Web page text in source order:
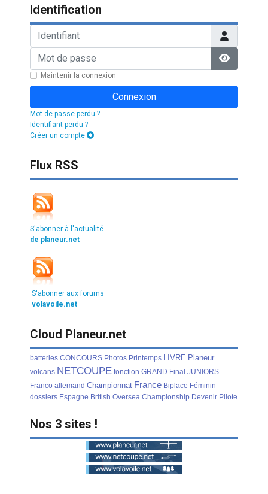
Identification
Afficher
Maintenir la connexion
Connexion
Mot de passe perdu ?
Identifiant perdu ?
Créer un compte
Flux RSS
S'abonner à l'actualité
de planeur.net
S'abonner aux forums
volavoile.net
Cloud Planeur.net
batteries CONCOURS Photos Printemps LIVRE Planeur
volcans NETCOUPE fonction GRAND Final JUNIORS
Franco allemand Championnat France Biplace Féminin
dossiers Espagne British Oversea Championship Devenir Pilote
Nos 3 sites !